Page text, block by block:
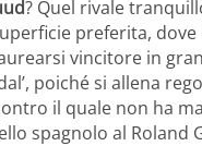
? Quel rivale
preferita,
vincitore in
poiché si allena
il quale non ha
spagnolo al